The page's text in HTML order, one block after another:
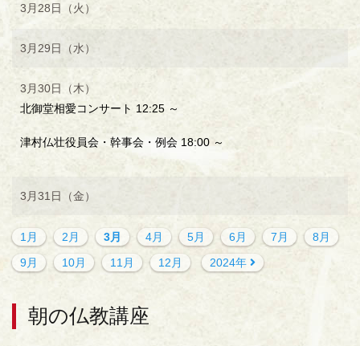
3月28日（火）
3月29日（水）
3月30日（木）
北御堂相愛コンサート 12:25 ～
津村仏壮役員会・幹事会・例会 18:00 ～
3月31日（金）
1月 2月 3月 4月 5月 6月 7月
8月
9月
10月 11月 12月 2024年
朝の仏教講座